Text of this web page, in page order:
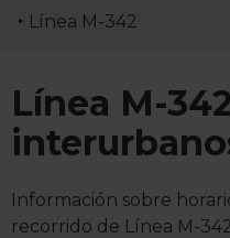
Línea M-342
Línea M-
Información sobre
recorrido de Línea M-